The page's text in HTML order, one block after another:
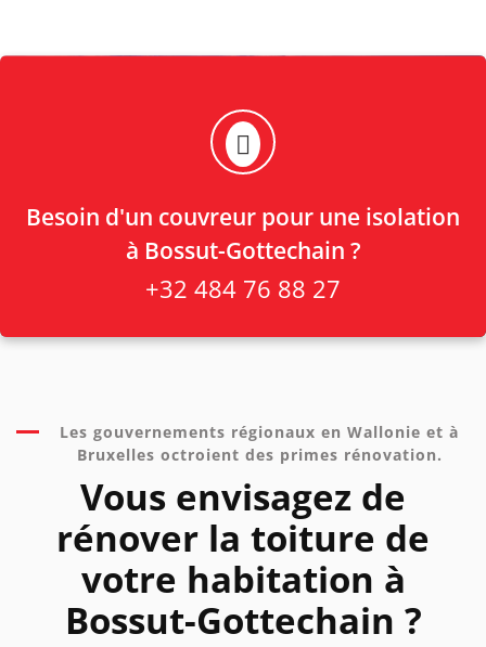
Besoin d'un couvreur pour une isolation
à Bossut-Gottechain ?
+32 484 76 88 27
Les gouvernements régionaux en Wallonie et à
Bruxelles octroient des primes rénovation.
Vous envisagez de
rénover la toiture de
votre habitation à
Bossut-Gottechain ?